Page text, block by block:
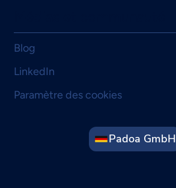
Blog
LinkedIn
Paramètre des cookies
Padoa GmbH